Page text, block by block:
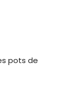
pots de